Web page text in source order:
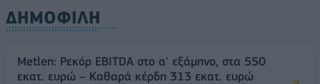
ΔΗΜΟΦΙΛΗ
Metlen: Ρεκόρ EBITDA στο α' εξάμηνο, στα 550
εκατ. ευρώ – Καθαρά κέρδη 313 εκατ. ευρώ